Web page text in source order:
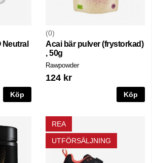
Köp
0
Acai bär pulver (frystorkad)
, 50g
Rawpowder
124 kr
Köp
REA
UTFÖRSÄLJNING